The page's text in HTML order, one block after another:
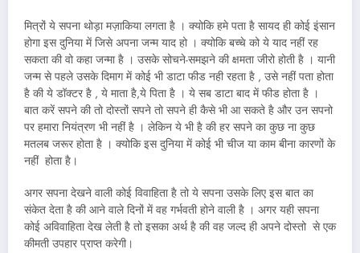
मित्रों ये सपना थोड़ा मज़ाकिया लगता है । क्योकि हमे पता है सायद ही कोई इंसान
होगा इस दुनिया में जिसे अपना जन्म याद हो । क्योकि बच्चे को ये याद नहीं रह
सकता की वो कहा जन्मा है । उसके सोचने-समझने की क्षमता जीरो होती है । यानी
जन्म से पहले उसके दिमाग में कोई भी डाटा फीड नही रहता है , उसे नहीं पता होता
है की ये डॉक्टर है , ये माता है,ये पिता है । ये सब डाटा बाद में फीड होता है ।
बात करें सपने की तो दोस्तों सपने तो सपने ही कैसे भी आ सकते है और उन सपनो
पर हमारा नियंत्रण भी नहीं है । लेकिन ये भी है की हर सपने का कुछ ना कुछ
मतलब जरूर होता है । क्योकि इस दुनिया में कोई भी चीज या काम बीना कारणों के
नहीं होता है।
अगर सपना देखने वाली कोई विवाहिता है तो ये सपना उसके लिए इस बात का
संकेत देता है की आने वाले दिनों में वह गर्भवती होने वाली है । अगर यही सपना
कोई अविवाहिता देख लेती है तो इसका अर्थ है की वह जल्द ही अपने दोस्तो से एक
कीमती उपहार प्राप्त करेगी।